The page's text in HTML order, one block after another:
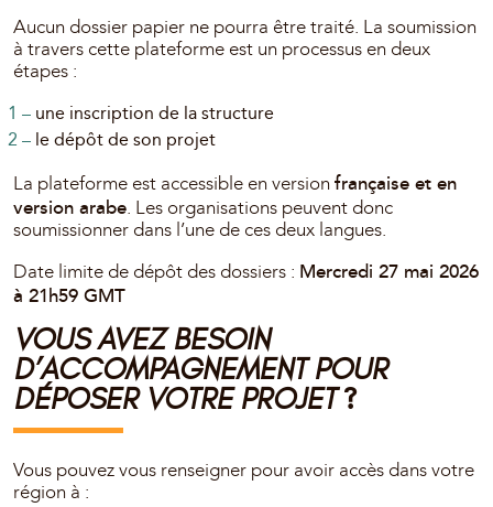
Aucun dossier papier ne pourra être traité. La soumission
à travers cette plateforme est un processus en deux
étapes :
une inscription de la structure
le dépôt de son projet
La plateforme est accessible en versionfrançaise et en
version arabe. Les organisations peuvent donc
soumissionner dans l’une de ces deux langues.
Date limite de dépôt des dossiers : Mercredi 27 mai 2026
à 21h59 GMT
VOUS AVEZ BESOIN
D’ACCOMPAGNEMENT POUR
DÉPOSER VOTRE PROJET?
Vous pouvez vous renseigner pour avoir accès dans votre
région à :